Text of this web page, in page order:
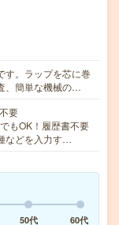
す。ラップを芯に巻
、簡単な機械の…
要
もOK！履歴書不要
などを入力す…
50代 60代